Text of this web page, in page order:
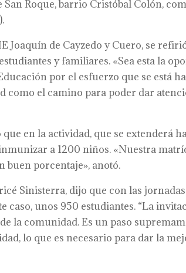
Roque, barrio Cristóbal Colón,
Joaquín de Cayzedo y Cuero, se
y familiares. «Sea esta la
por el esfuerzo que se está
como el camino para poder dar
en la actividad, que se extenderá
a 1200 niños. «Nuestra
buen porcentaje», anotó.
Sinisterra, dijo que con las
caso, unos 950 estudiantes. “La
la comunidad. Es un paso
lo que es necesario para dar la